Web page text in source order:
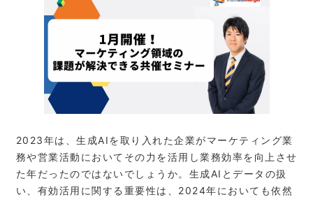
2023年は、生成AIを取り入れた企業がマーケティング業
務や営業活動においてその力を活用し業務効率を向上させ
た年だったのではないでしょうか。生成AIとデータの扱
い、有効活用に関する重要性は、2024年においても依然